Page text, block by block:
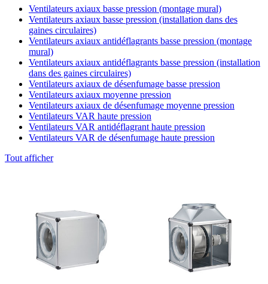
Ventilateurs axiaux basse pression (montage mural)
Ventilateurs axiaux basse pression (installation dans des
gaines circulaires)
Ventilateurs axiaux antidéflagrants basse pression (montage
mural)
Ventilateurs axiaux antidéflagrants basse pression (installation
dans des gaines circulaires)
Ventilateurs axiaux de désenfumage basse pression
Ventilateurs axiaux moyenne pression
Ventilateurs axiaux de désenfumage moyenne pression
Ventilateurs VAR haute pression
Ventilateurs VAR antidéflagrant haute pression
Ventilateurs VAR de désenfumage haute pression
Tout afficher